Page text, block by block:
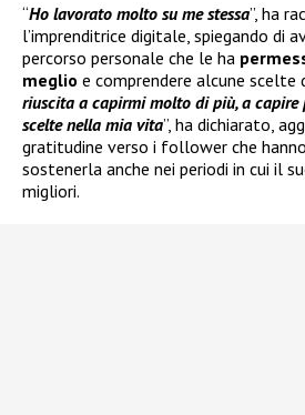
“Ho lavorato molto su me stessa”, ha
l’imprenditrice digitale, spiegando di
percorso personale che le ha
meglio e comprendere alcune scelte
riuscita a capirmi molto di più, a capire
scelte nella mia vita”, ha dichiarato,
gratitudine verso i follower che
sostenerla anche nei periodi in cui il
migliori.